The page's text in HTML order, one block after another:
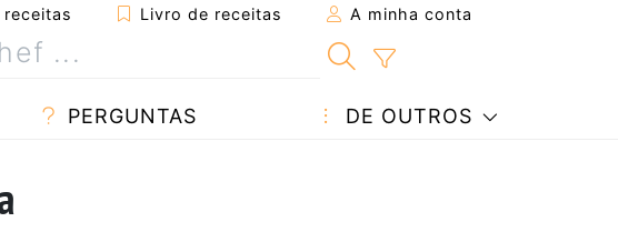
Livro de receitas A minha conta
PERGUNTAS DE OUTROS